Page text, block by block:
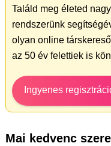
Találd meg életed
rendszerünk
olyan online
az 50 év felettiek is
Ingyenes
Mai kedvenc